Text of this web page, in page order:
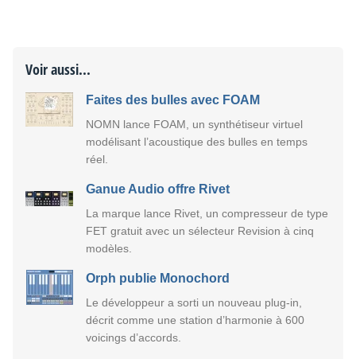
Voir aussi...
Faites des bulles avec FOAM
NOMN lance FOAM, un synthétiseur virtuel
modélisant l’acoustique des bulles en temps
réel.
Ganue Audio offre Rivet
La marque lance Rivet, un compresseur de type
FET gratuit avec un sélecteur Revision à cinq
modèles.
Orph publie Monochord
Le développeur a sorti un nouveau plug-in,
décrit comme une station d’harmonie à 600
voicings d’accords.